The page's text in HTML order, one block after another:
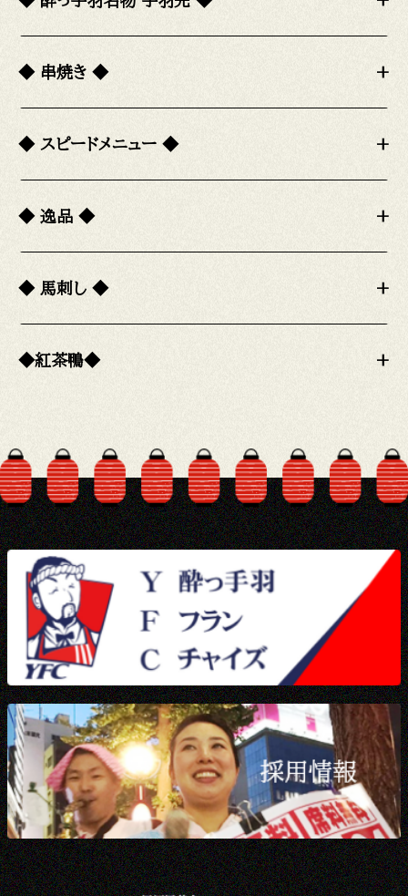
◆ 串焼き ◆ +
◆ スピードメニュー ◆ +
◆ 逸品 ◆ +
◆ 馬刺し ◆ +
◆紅茶鴨◆ +